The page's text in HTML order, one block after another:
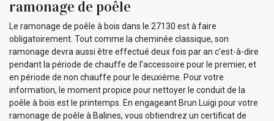
ramonage de poêle
Le ramonage de poêle à bois dans le 27130 est à faire
obligatoirement. Tout comme la cheminée classique, son
ramonage devra aussi être effectué deux fois par an c’est-à-dire
pendant la période de chauffe de l’accessoire pour le premier, et
en période de non chauffe pour le deuxième. Pour votre
information, le moment propice pour nettoyer le conduit de la
poêle à bois est le printemps. En engageant Brun Luigi pour votre
ramonage de poêle à Balines, vous obtiendrez un certificat de